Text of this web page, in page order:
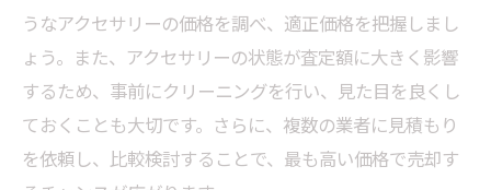
埼玉県での出張買取利用者の声を紹介
地域密着型の買取サービスの強みとは
出張買取で埼玉県を選ぶメリット分析
出張買取で埼玉県のアクセサリーを高く売る方
法
うなアクセサリーの価格を調べ、適正価格を把握しまし
ょう。また、アクセサリーの状態が査定額に大きく影響
するため、事前にクリーニングを行い、見た目を良くし
ておくことも大切です。さらに、複数の業者に見積もり
を依頼し、比較検討することで、最も高い価格で売却す